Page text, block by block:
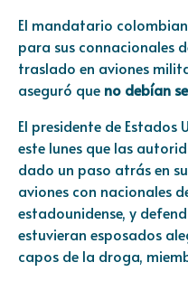
El mandatario
para sus connacionales
traslado en aviones
aseguró que no debían
El presidente de Estados
este lunes que las
dado un paso atrás en
aviones con nacionales
estadounidense, y
estuvieran esposados
capos de la droga,